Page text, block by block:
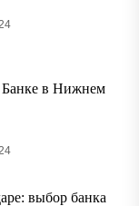
Банке в Нижнем
выбор банка